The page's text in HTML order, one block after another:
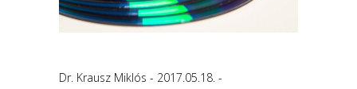
Dr. Krausz Miklós 2017.05.18.